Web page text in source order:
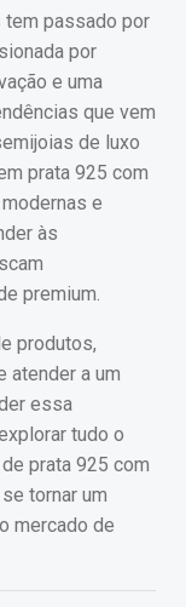
tem passado por
por
e uma
que vem
de luxo
prata 925 com
e
às
premium.
produtos,
atender a um
essa
tudo o
prata 925 com
tornar um
mercado de